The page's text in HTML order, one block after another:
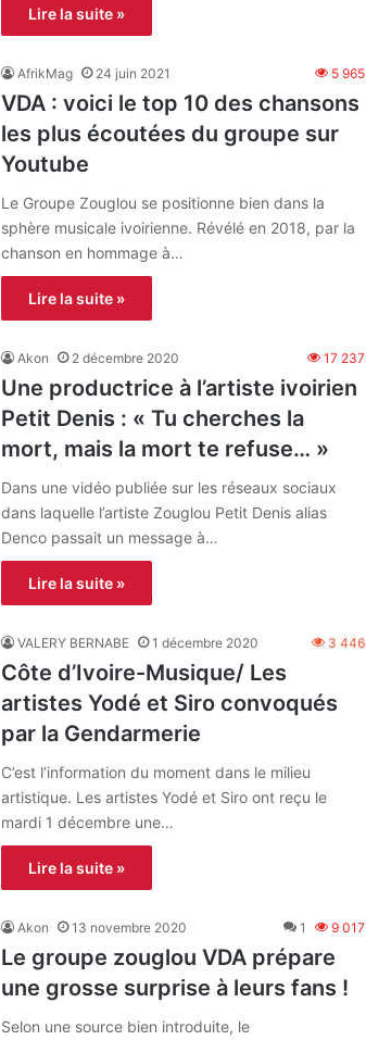
Lire la suite »
AfrikMag 24 juin 2021 5 965
VDA : voici le top 10 des chansons
les plus écoutées du groupe sur
Youtube
Le Groupe Zouglou se positionne bien dans la
sphère musicale ivoirienne. Révélé en 2018, par la
chanson en hommage à…
Lire la suite »
Akon 2 décembre 2020 17 237
Une productrice à l’artiste ivoirien
Petit Denis : « Tu cherches la
mort, mais la mort te refuse… »
Dans une vidéo publiée sur les réseaux sociaux
dans laquelle l’artiste Zouglou Petit Denis alias
Denco passait un message à…
Lire la suite »
VALERY BERNABE 1 décembre 2020 3 446
Côte d’Ivoire-Musique/ Les
artistes Yodé et Siro convoqués
par la Gendarmerie
C’est l’information du moment dans le milieu
artistique. Les artistes Yodé et Siro ont reçu le
mardi 1 décembre une…
Lire la suite »
Akon 13 novembre 2020 1 9 017
Le groupe zouglou VDA prépare
une grosse surprise à leurs fans !
Selon une source bien introduite, le